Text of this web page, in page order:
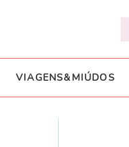
VIAGENS&MIÚDOS